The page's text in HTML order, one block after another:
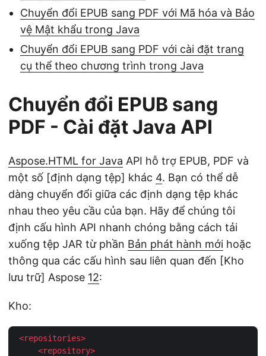
Chuyển đổi EPUB sang PDF với Mã hóa và Bảo
vệ Mật khẩu trong Java
Chuyển đổi EPUB sang PDF với cài đặt trang
cụ thể theo chương trình trong Java
Chuyển đổi EPUB sang
PDF - Cài đặt Java API
Aspose.HTML for Java API hỗ trợ EPUB, PDF và
một số [định dạng tệp] khác 4. Bạn có thể dễ
dàng chuyển đổi giữa các định dạng tệp khác
nhau theo yêu cầu của bạn. Hãy để chúng tôi
định cấu hình API nhanh chóng bằng cách tải
xuống tệp JAR từ phần Bản phát hành mới hoặc
thông qua các cấu hình sau liên quan đến [Kho
lưu trữ] Aspose 12:
Kho:
<repositories>
<repository>